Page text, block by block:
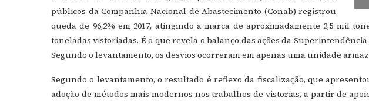
públicos da Companhia Nacional de Abastecimento (Conab) registrou
queda de 96,2% em 2017, atingindo a marca de aproximadamente 2,5 mil
toneladas vistoriadas. É o que revela o balanço das ações da Superintendência
Segundo o levantamento, os desvios ocorreram em apenas uma unidade
Segundo o levantamento, o resultado é reflexo da fiscalização, que
adoção de métodos mais modernos nos trabalhos de vistorias, a partir de